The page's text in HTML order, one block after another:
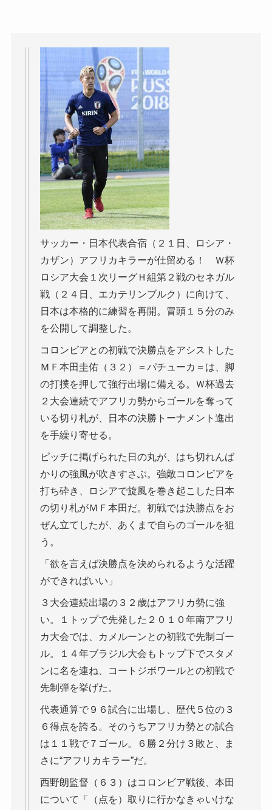
サッカー・日本代表合宿（２１日、ロシア・
カザン）アフリカキラーが仕留める！ Ｗ杯
ロシア大会１次リーグＨ組第２戦のセネガル
戦（２４日、エカテリンブルク）に向けて、
日本は本格的に練習を再開。冒頭１５分のみ
を公開して調整した。
コロンビアとの初戦で決勝点をアシストした
ＭＦ本田圭佑（３２）＝パチューカ＝は、脚
の打撲を押して強行出場に備える。Ｗ杯過去
２大会連続でアフリカ勢からゴールを奪って
いる切り札が、日本の決勝トーナメント進出
を手繰り寄せる。
ピッチに掲げられた日の丸が、はち切れんば
かりの強風が吹きすさぶ。強敵コロンビアを
打ち砕き、ロシアで旋風を巻き起こした日本
の切り札がＭＦ本田だ。初戦では決勝点をお
ぜん立てしたが、あくまで自らのゴールを狙
う。
「欲を言えば決勝点を決められるような活躍
ができればいい」
３大会連続出場の３２歳はアフリカ勢に強
い。１トップで先発した２０１０年南アフリ
カ大会では、カメルーンとの初戦で先制ゴー
ル。１４年ブラジル大会もトップ下でスタメ
ンに名を連ね、コートジボワールとの初戦で
先制弾を挙げた。
代表通算で９６試合に出場し、歴代５位の３
６得点を誇る。そのうちアフリカ勢との試合
は１１戦で７ゴール。６勝２分け３敗と、ま
さに“アフリカキラー”だ。
西野朗監督（６３）はコロンビア戦後、本田
について「（点を）取りに行かなきゃいけな